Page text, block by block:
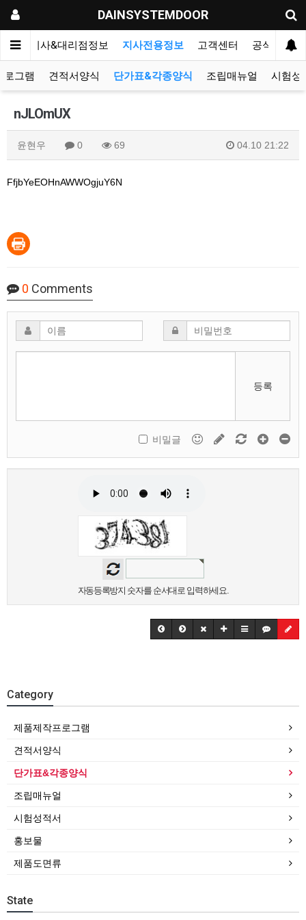
DAINSYSTEMDOOR
오 지사&대리점정보 지사전용정보 고객센터 공식블로그
로그램 견적서양식 단가표&각종양식 조립매뉴얼 시험성
nJLOmUX
윤현우 0 69 04.10 21:22
FfjbYeEOHnAWWOgjuY6N
0 Comments
등록
비밀글
자동등록방지 숫자를 순서대로 입력하세요.
Category
제품제작프로그램
견적서양식
단가표&각종양식
조립매뉴얼
시험성적서
홍보물
제품도면류
State